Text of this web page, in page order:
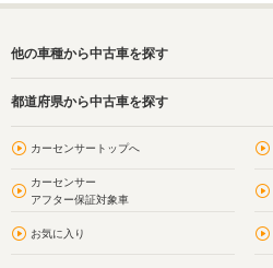
他の車種から中古車を探す
都道府県から中古車を探す
カーセンサートップへ
カーセンサー
アフター保証対象車
お気に入り